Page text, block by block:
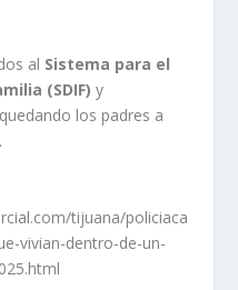
al Sistema para el
(SDIF)y
los padres a
tijuana/policiaca
vivian-dentro-de-un-